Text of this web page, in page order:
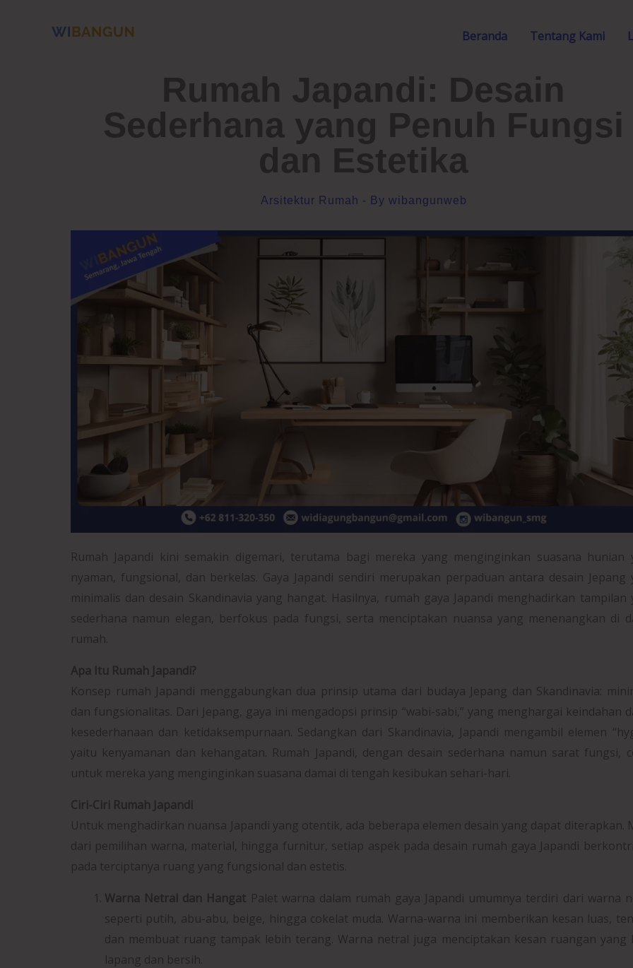
Beranda Tentang Kami
Rumah Japandi: Desain
Sederhana yang Penuh Fungsi
dan Estetika
Arsitektur Rumah - By wibangunweb
Rumah Japandi kini semakin digemari, terutama bagi mereka yang menginginkan suasana hunian
nyaman, fungsional, dan berkelas. Gaya Japandi sendiri merupakan perpaduan antara desain Jepang
minimalis dan desain Skandinavia yang hangat. Hasilnya, rumah gaya Japandi menghadirkan tampilan
sederhana namun elegan, berfokus pada fungsi, serta menciptakan nuansa yang menenangkan di
rumah.
Apa Itu Rumah Japandi?
Konsep rumah Japandi menggabungkan dua prinsip utama dari budaya Jepang dan Skandinavia:
dan fungsionalitas. Dari Jepang, gaya ini mengadopsi prinsip “wabi-sabi,” yang menghargai keindahan
kesederhanaan dan ketidaksempurnaan. Sedangkan dari Skandinavia, Japandi mengambil elemen
yaitu kenyamanan dan kehangatan. Rumah Japandi, dengan desain sederhana namun sarat fungsi,
untuk mereka yang menginginkan suasana damai di tengah kesibukan sehari-hari.
Ciri-Ciri Rumah Japandi
Untuk menghadirkan nuansa Japandi yang otentik, ada beberapa elemen desain yang dapat diterapkan.
dari pemilihan warna, material, hingga furnitur, setiap aspek pada desain rumah gaya Japandi
pada terciptanya ruang yang fungsional dan estetis.
Warna Netral dan Hangat Palet warna dalam rumah gaya Japandi umumnya terdiri dari warna
seperti putih, abu-abu, beige, hingga cokelat muda. Warna-warna ini memberikan kesan luas,
dan membuat ruang tampak lebih terang. Warna netral juga menciptakan kesan ruangan yang
lapang dan bersih.